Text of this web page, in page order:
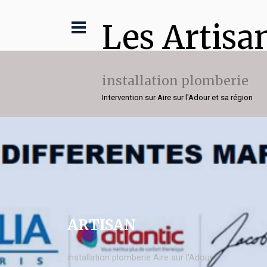
Les
installation plomberie
Intervention sur Aire sur l'Adour et sa région
ARTISAN
installation plomberie Aire sur l'Adour